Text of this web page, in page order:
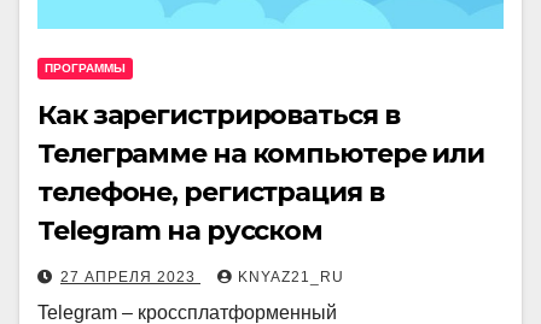
ПРОГРАММЫ
Как зарегистрироваться в
Телеграмме на компьютере или
телефоне, регистрация в
Telegram на русском
27 АПРЕЛЯ 2023 KNYAZ21_RU
Telegram – кроссплатформенный